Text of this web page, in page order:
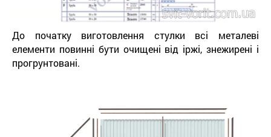
До початку виготовлення стулки всі металеві
елементи повинні бути очищені від іржі, знежирені і
прогрунтовані.